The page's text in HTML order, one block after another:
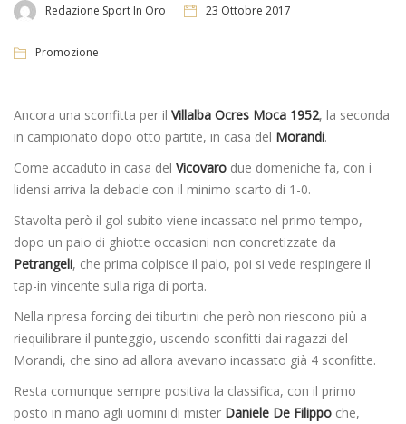
Redazione Sport In Oro 23 Ottobre 2017
Promozione
Ancora una sconfitta per il Villalba Ocres Moca 1952, la seconda
in campionato dopo otto partite, in casa del Morandi.
Come accaduto in casa del Vicovaro due domeniche fa, con i
lidensi arriva la debacle con il minimo scarto di 1-0.
Stavolta però il gol subito viene incassato nel primo tempo,
dopo un paio di ghiotte occasioni non concretizzate da
Petrangeli, che prima colpisce il palo, poi si vede respingere il
tap-in vincente sulla riga di porta.
Nella ripresa forcing dei tiburtini che però non riescono più a
riequilibrare il punteggio, uscendo sconfitti dai ragazzi del
Morandi, che sino ad allora avevano incassato già 4 sconfitte.
Resta comunque sempre positiva la classifica, con il primo
posto in mano agli uomini di mister Daniele De Filippo che,